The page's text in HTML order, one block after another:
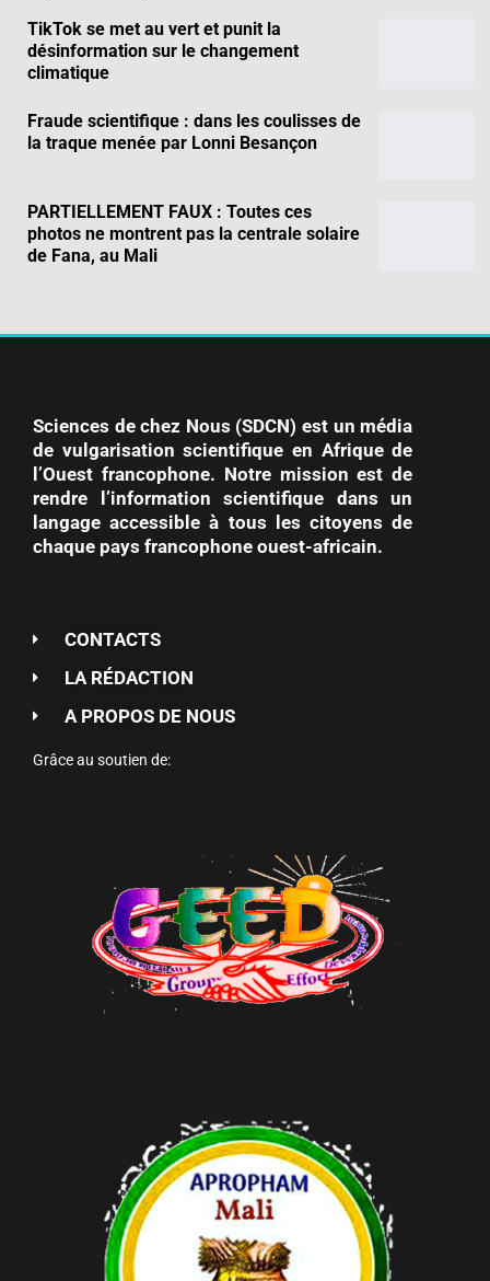
TikTok se met au vert et punit la
désinformation sur le changement
climatique
Fraude scientifique : dans les coulisses de
la traque menée par Lonni Besançon
PARTIELLEMENT FAUX : Toutes ces
photos ne montrent pas la centrale solaire
de Fana, au Mali
Sciences de chez Nous (SDCN) est un média
de vulgarisation scientifique en Afrique de
l’Ouest francophone. Notre mission est de
rendre l’information scientifique dans un
langage accessible à tous les citoyens de
chaque pays francophone ouest-africain.
CONTACTS
LA RÉDACTION
A PROPOS DE NOUS
Grâce au soutien de: